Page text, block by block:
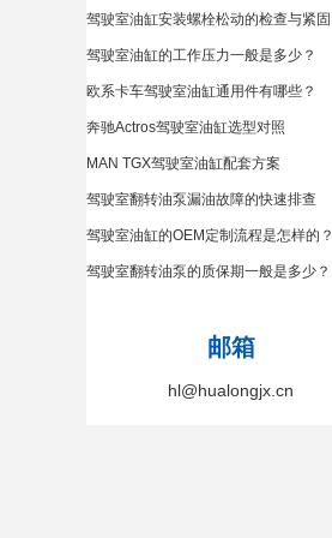
驾驶室油缸安装螺栓松动的检查与紧固
驾驶室油缸的工作压力一般是多少？
欧系卡车驾驶室油缸通用件有哪些？
奔驰Actros驾驶室油缸选型对照
MAN TGX驾驶室油缸配套方案
驾驶室翻转油泵漏油故障的快速排查
驾驶室油缸的OEM定制流程是怎样的？
驾驶室翻转油泵的质保期一般是多少？
邮箱
hl@hualongjx.cn